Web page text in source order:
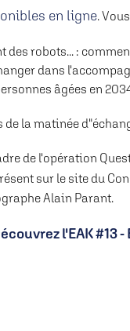
en ligne.
des robots... :
dans
âgées en
la matinée
de l'opération
sur le site du
Alain Parant.
l'EAK